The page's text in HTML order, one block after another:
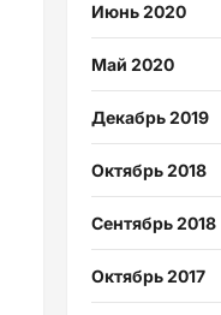
Июнь 2020
Май 2020
Декабрь 2019
Октябрь 2018
Сентябрь 2018
Октябрь 2017